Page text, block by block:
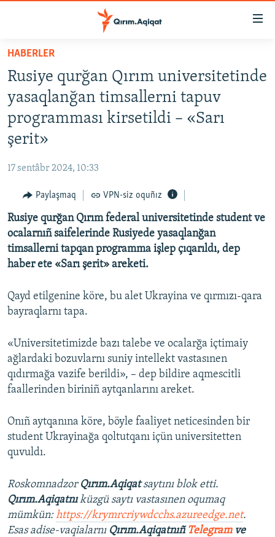
Esas
qaytmaq
Baş
navigatsiyağa
qaytmaq
Qıdıruvğa
SİYASET
İQTİSADİYAT
CEMİYET
İNSAN AQLARI
VİDEO
SÜRET
BLOGLAR
FİKİR
Русский
Українською
QOŞULIÑIZ!
HABERLER
Rusiye qurğan Qırım universitetinde
yasaqlanğan timsallerni tapuv
programması kirsetildi – «Sarı
şerit»
17 sentâbr 2024, 10:33
Paylaşmaq VPN-siz oquñız
Rusiye qurğan Qırım federal universitetinde student ve
ocalarnıñ saifelerinde Rusiyede yasaqlanğan
timsallerni tapqan programma işlep çıqarıldı, dep
haber ete «Sarı şerit» areketi.
Qayd etilgenine köre, bu alet Ukrayina ve qırmızı-qara
bayraqlarnı tapa.
«Universitetimizde bazı talebe ve ocalarğa içtimaiy
ağlardaki bozuvlarnı suniy intellekt vastasınen
qıdırmağa vazife berildi», – dep bildire aqmescitli
faallerinden biriniñ aytqanlarını areket.
Onıñ aytqanına köre, böyle faaliyet neticesinden bir
student Ukrayinağa qoltutqanı içün universitetten
quvuldı.
Roskomnadzor Qırım.Aqiqatsaytını blok etti.
Qırım.Aqiqatnıküzgü saytı vastasınen oqumaq
mümkün:https://krymrcriywdcchs.azureedge.net.
Esas adise-vaqialarnı Qırım.AqiqatnıñTelegramve